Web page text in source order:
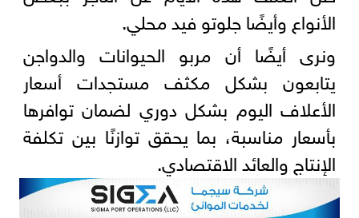
الأنواع وأيضًا جلوتو فيد محلي.
ونرى أيضًا أن مربو الحيوانات والدواجن
يتابعون بشكل مكثف مستجدات أسعار
الأعلاف اليوم بشكل دوري لضمان توافرها
بأسعار مناسبة، بما يحقق توازنًا بين تكلفة
الإنتاج والعائد الاقتصادي.